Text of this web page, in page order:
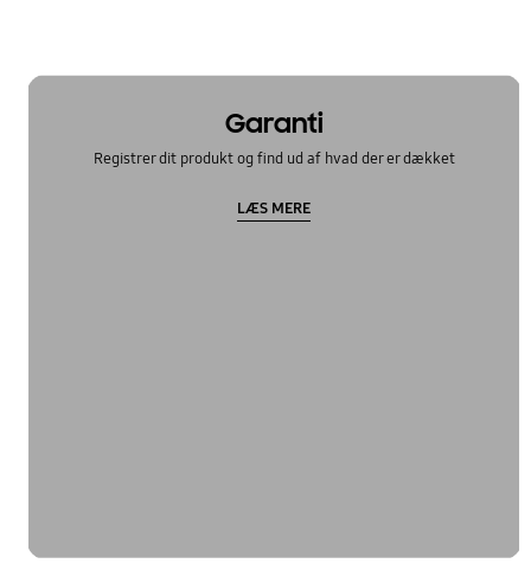
Garanti
Registrer dit produkt og find ud af hvad der er dækket
LÆS MERE